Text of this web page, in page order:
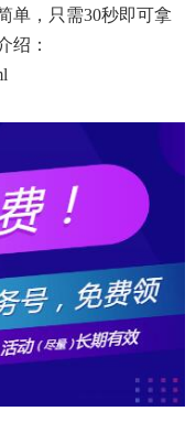
单，只需30秒即可拿
绍：